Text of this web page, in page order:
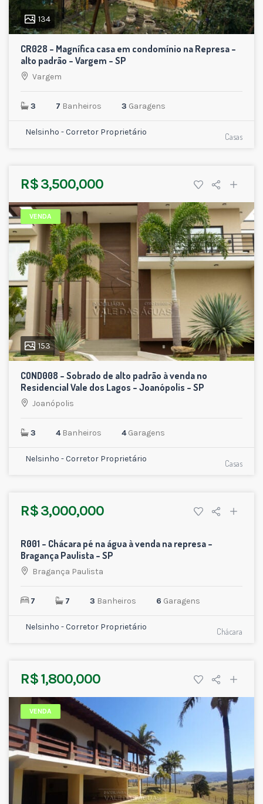
134
CR028 – Magnífica casa em condomínio na Represa –
alto padrão – Vargem – SP
Vargem
3 7 Banheiros 3 Garagens
Nelsinho - Corretor Proprietário Casas
R$ 3,500,000
VENDA
153
COND008 – Sobrado de alto padrão à venda no
Residencial Vale dos Lagos – Joanópolis – SP
Joanópolis
3 4Banheiros 4Garagens
Nelsinho - Corretor Proprietário Casas
R$ 3,000,000
VENDA
27
R001 – Chácara pé na água à venda na represa –
Bragança Paulista – SP
Bragança Paulista
7 7 3 Banheiros 6 Garagens
Nelsinho - Corretor Proprietário Chácara
R$ 1,800,000
VENDA